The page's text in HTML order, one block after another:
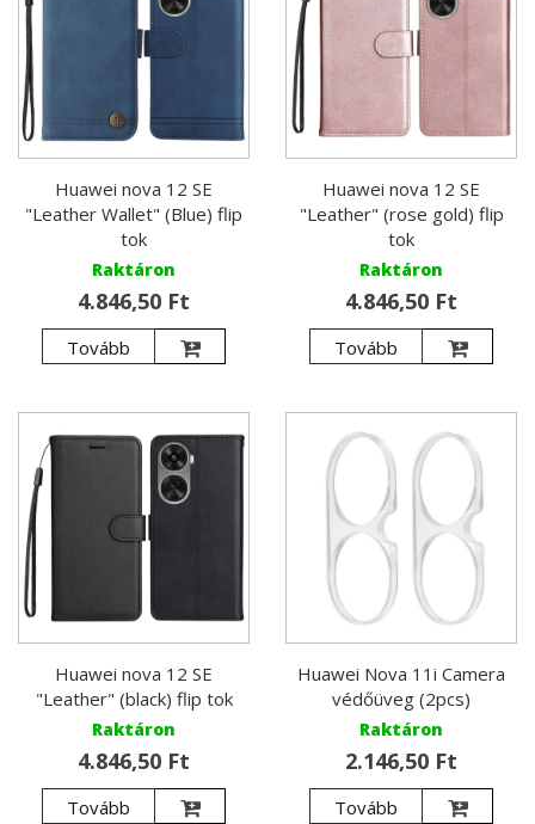
Huawei nova 12 SE
"Leather Wallet" (Blue) flip
tok
Raktáron
4.846,50 Ft
Tovább
Huawei nova 12 SE
"Leather" (rose gold) flip
tok
Raktáron
4.846,50 Ft
Tovább
Huawei nova 12 SE
"Leather" (black) flip tok
Raktáron
4.846,50 Ft
Tovább
Huawei Nova 11i Camera
védőüveg (2pcs)
Raktáron
2.146,50 Ft
Tovább